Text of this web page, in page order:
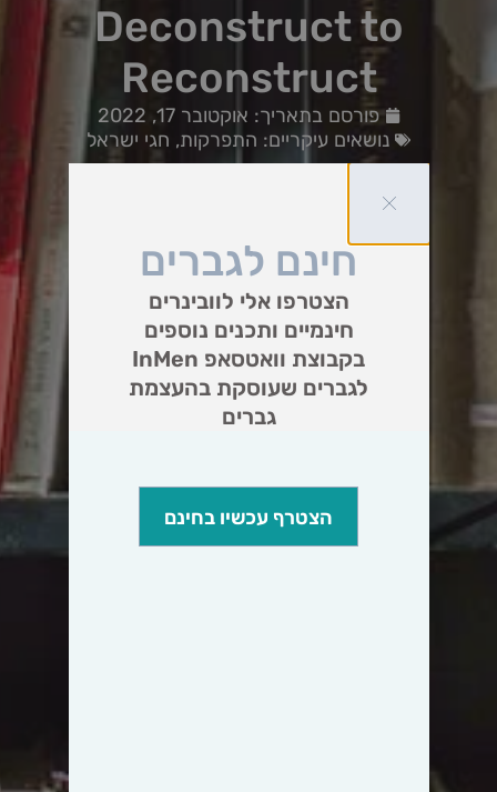
Deconstruct to
Reconstruct
פורסם בתאריך: אוקטובר 17, 2022
נושאים עיקריים: התפרקות, חגי ישראל
חינם לגברים
הצטרפו אלי לוובינרים
חינמיים ותכנים נוספים
בקבוצת וואטסאפ InMen
לגברים שעוסקת בהעצמת
גברים
הצטרף עכשיו בחינם